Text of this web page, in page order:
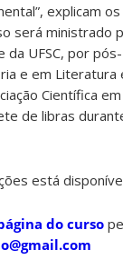
explicam os
será ministrado
da UFSC, por pós-
e em Literatura
Científica em
de libras
está
do curso